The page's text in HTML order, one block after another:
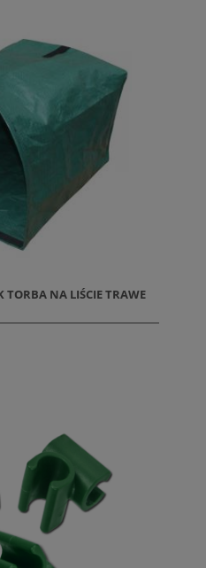
TORBA NA LIŚCIE TRAWE